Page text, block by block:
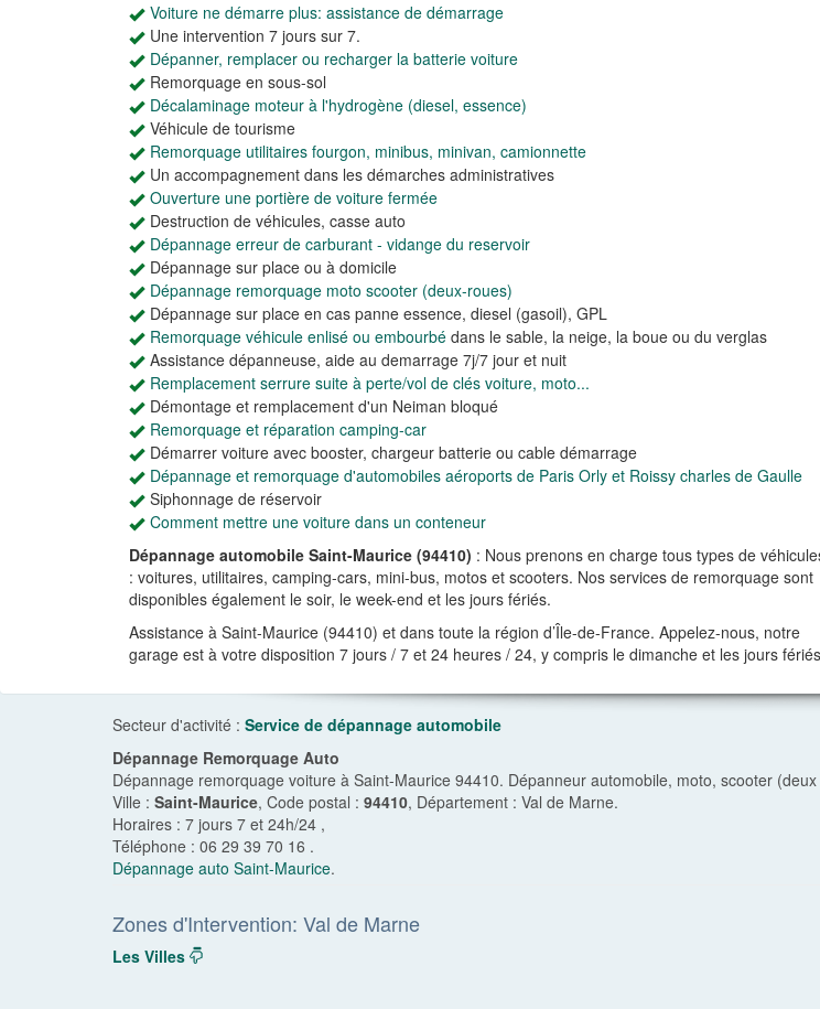
Voiture ne démarre plus: assistance de démarrage
Une intervention 7 jours sur 7.
Dépanner, remplacer ou recharger la batterie voiture
Remorquage en sous-sol
Décalaminage moteur à l'hydrogène (diesel, essence)
Véhicule de tourisme
Remorquage utilitaires fourgon, minibus, minivan, camionnette
Un accompagnement dans les démarches administratives
Ouverture une portière de voiture fermée
Destruction de véhicules, casse auto
Dépannage erreur de carburant - vidange du reservoir
Dépannage sur place ou à domicile
Dépannage remorquage moto scooter (deux-roues)
Dépannage sur place en cas panne essence, diesel (gasoil), GPL
Remorquage véhicule enlisé ou embourbé dans le sable, la neige, la boue ou du verglas
Assistance dépanneuse, aide au demarrage 7j/7 jour et nuit
Remplacement serrure suite à perte/vol de clés voiture, moto...
Démontage et remplacement d'un Neiman bloqué
Remorquage et réparation camping-car
Démarrer voiture avec booster, chargeur batterie ou cable démarrage
Dépannage et remorquage d'automobiles aéroports de Paris Orly et Roissy charles de Gaulle
Siphonnage de réservoir
Comment mettre une voiture dans un conteneur
Dépannage automobile Saint-Maurice (94410) : Nous prenons en charge tous types de
: voitures, utilitaires, camping-cars, mini-bus, motos et scooters. Nos services de remorquage sont
disponibles également le soir, le week-end et les jours fériés.
Assistance à Saint-Maurice (94410) et dans toute la région d’Île-de-France. Appelez-nous, notre
garage est à votre disposition 7 jours / 7 et 24 heures / 24, y compris le dimanche et les jours
Secteur d'activité : Service de dépannage automobile
Dépannage Remorquage Auto
Dépannage remorquage voiture à Saint-Maurice 94410. Dépanneur automobile, moto, scooter
Ville : Saint-Maurice, Code postal : 94410, Département : Val de Marne.
Horaires : 7 jours 7 et 24h/24 ,
Téléphone : 06 29 39 70 16 .
Dépannage auto Saint-Maurice.
Zones d'Intervention: Val de Marne
Les Villes